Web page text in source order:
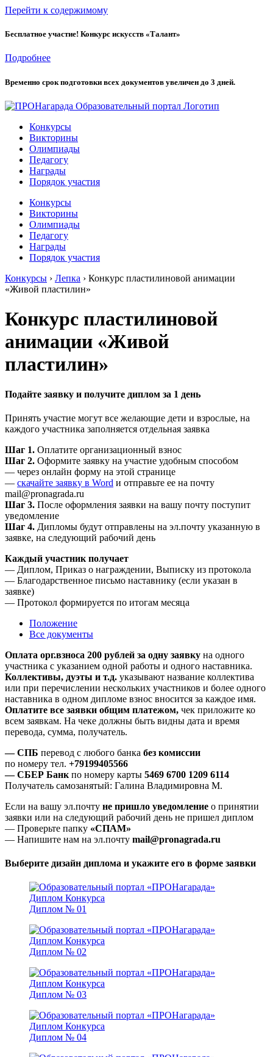
Перейти к содержимому
Бесплатное участие! Конкурс искусств «Талант»
Подробнее
Временно cрок подготовки всех документов увеличен до 3 дней.
Конкурсы
Викторины
Олимпиады
Педагогу
Награды
Порядок участия
Конкурсы
Викторины
Олимпиады
Педагогу
Награды
Порядок участия
Конкурсы › Лепка › Конкурс пластилиновой анимации
«Живой пластилин»
Конкурс пластилиновой
анимации «Живой
пластилин»
Подайте заявку и получите диплом за 1 день
Принять участие могут все желающие дети и взрослые, на
каждого участника заполняется отдельная заявка
Шаг 1. Оплатите организационный взнос
Шаг 2. Оформите заявку на участие удобным способом
— через онлайн форму на этой странице
— скачайте заявку в Word и отправьте ее на почту
mail@pronagrada.ru
Шаг 3. После оформления заявки на вашу почту поступит
уведомление
Шаг 4. Дипломы будут отправлены на эл.почту указанную в
заявке, на следующий рабочий день
Каждый участник получает
— Диплом, Приказ о награждении, Выписку из протокола
— Благодарственное письмо наставнику (если указан в
заявке)
— Протокол формируется по итогам месяца
Положение
Все документы
Оплата орг.взноса 200 рублей за одну заявку на одного
участника с указанием одной работы и одного наставника.
Коллективы, дуэты и т.д. указывают название коллектива
или при перечислении нескольких участников и более одного
наставника в одном дипломе взнос вносится за каждое имя.
Оплатите все заявки общим платежом, чек приложите ко
всем заявкам. На чеке должны быть видны дата и время
перевода, сумма, получатель.
— СПБ перевод с любого банка без комиссии
по номеру тел. +79199405566
— СБЕР Банк по номеру карты 5469 6700 1209 6114
Получатель самозанятый: Галина Владимировна М.
Если на вашу эл.почту не пришло уведомление о принятии
заявки или на следующий рабочий день не пришел диплом
— Проверьте папку «СПАМ»
— Напишите нам на эл.почту mail@pronagrada.ru
Выберите дизайн диплома и укажите его в форме заявки
Диплом № 01
Диплом № 02
Диплом № 03
Диплом № 04